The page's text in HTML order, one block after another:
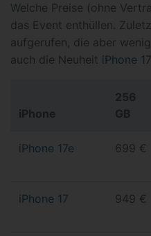
Welche Preise (ohne
das Event enthüllen.
aufgerufen, die aber
auch die Neuheit iPhone
iPhone
256
GB
iPhone 17e 699 €
iPhone 17 949 €